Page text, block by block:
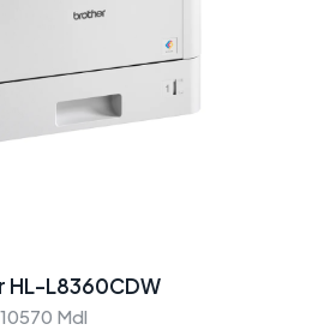
HL-L8360CDW
10570 Mdl